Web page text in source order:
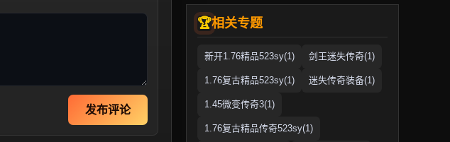
发布评论
相关专题
新开1.76精品523sy(1) 剑王迷失传奇(1)
1.76复古精品523sy(1) 迷失传奇装备(1)
1.45微变传奇3(1)
1.76复古精品传奇523sy(1)